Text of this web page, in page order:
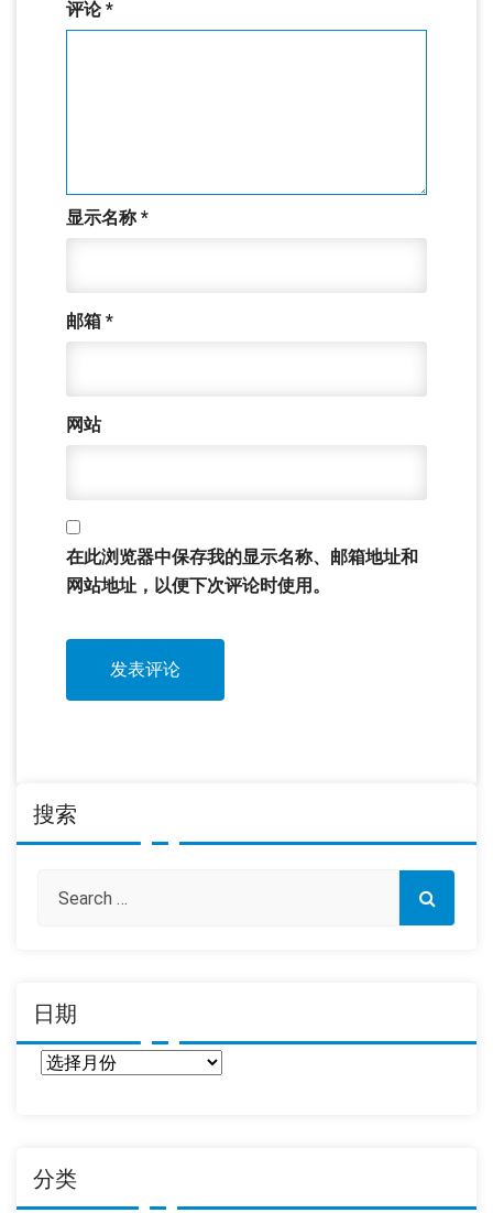
评论*
显示名称*
邮箱 *
网站
在此浏览器中保存我的显示名称、邮箱地址和
网站地址，以便下次评论时使用。
搜索
日期
分类